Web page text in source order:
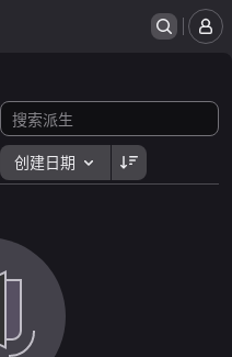
创建日期